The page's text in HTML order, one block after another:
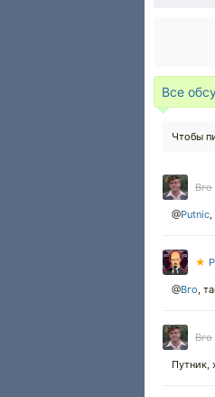
Все
Чтобы
Вго
@Putnic,
★
@Вго,
Вго
Путник,